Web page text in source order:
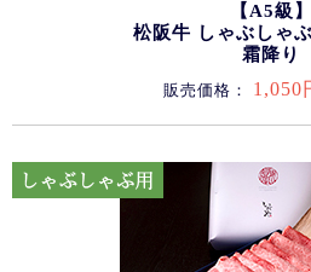
【A5級】
松阪牛 しゃぶしゃ
霜降り
販売価格： 1,050